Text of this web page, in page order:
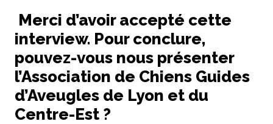
Merci d’avoir accepté cette
interview. Pour conclure,
pouvez-vous nous présenter
l’Association de Chiens Guides
d’Aveugles de Lyon et du
Centre-Est ?